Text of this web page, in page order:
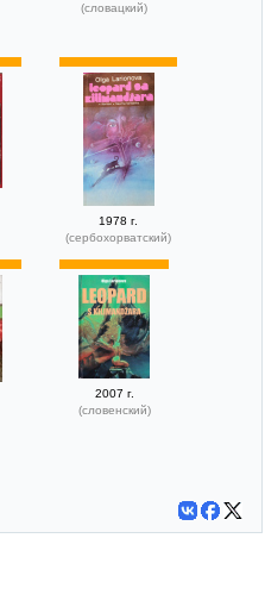
(словацкий)
1978 г.
(сербохорватский)
2007 г.
(словенский)